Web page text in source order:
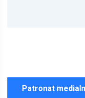
Patronat